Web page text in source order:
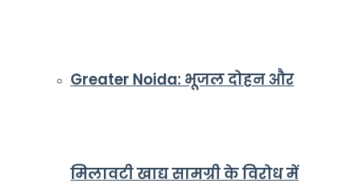
Greater Noida: भूजल दोहन और
मिलावटी खाद्य सामग्री के विरोध में